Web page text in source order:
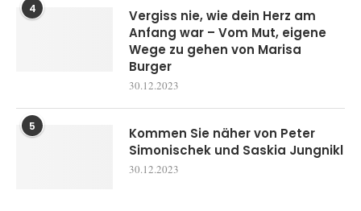
4
Vergiss nie, wie dein Herz am
Anfang war – Vom Mut, eigene
Wege zu gehen von Marisa
Burger
30.12.2023
5
Kommen Sie näher von Peter
Simonischek und Saskia Jungnikl
30.12.2023